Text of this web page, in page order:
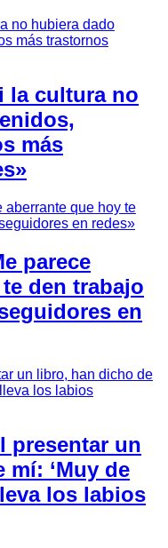
la cultura no
más
parece
den trabajo
en
presentar un
‘Muy de
los labios